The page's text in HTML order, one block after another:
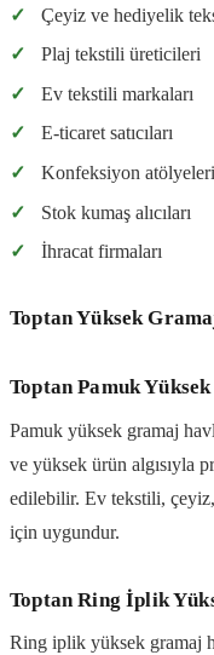
✓
Çeyiz ve hediyelik
✓
Plaj tekstili üreticileri
✓
Ev tekstili markaları
✓
E-ticaret satıcıları
✓
Konfeksiyon atölyeleri
✓
Stok kumaş alıcıları
✓
İhracat firmaları
Toptan Yüksek
Toptan Pamuk
Pamuk yüksek gramaj
ve yüksek ürün algısıyla
edilebilir. Ev tekstili,
için uygundur.
Toptan Ring İplik
Ring iplik yüksek gramaj